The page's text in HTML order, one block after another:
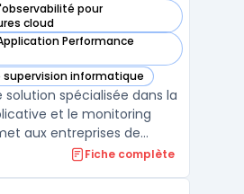
pour
cloud
cette catégorie
Performance
cette catégorie
supervision informatique
cette catégorie
spécialisée dans la
et le monitoring
aux entreprises de
la performance digitale
Fiche complète